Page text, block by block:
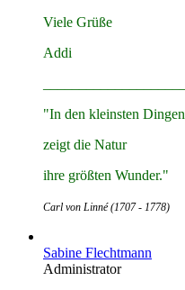
Viele Grüße
Addi
"In den kleinsten Dingen
zeigt die Natur
ihre größten Wunder."
Carl von Linné (1707 - 1778)
Sabine Flechtmann
Administrator